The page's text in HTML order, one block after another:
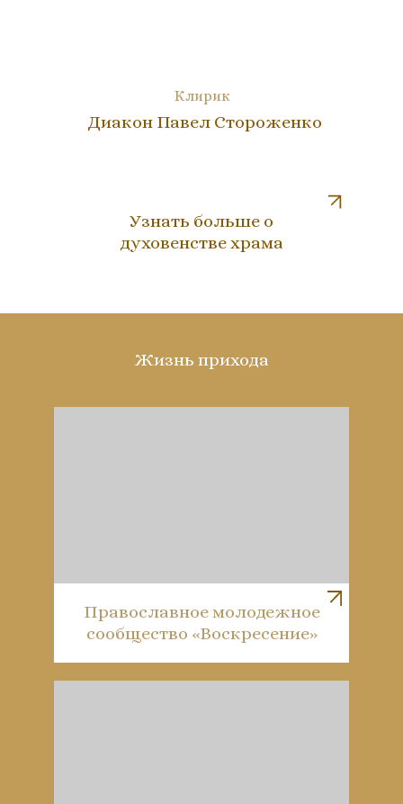
Клирик
Диакон Павел Стороженко
Узнать больше о
духовенстве храма
Жизнь прихода
Православное молодежное
сообщество «Воскресение»